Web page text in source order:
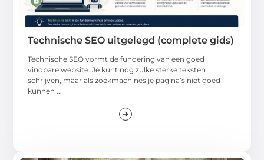
Technische SEO uitgelegd (complete gids)
Technische SEO vormt de fundering van een goed
vindbare website. Je kunt nog zulke sterke teksten
schrijven, maar als zoekmachines je pagina’s niet goed
kunnen ...